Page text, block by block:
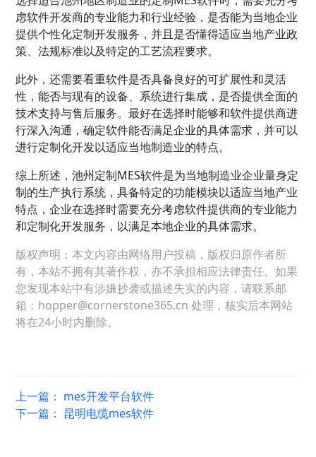
虑软件开发商的专业能力和行业经验，是否能为当地企业
提供个性化定制开发服务，并且是否懂得适应当地产业政
策、法规标准以及特定的工艺流程要求。
此外，还需要看重软件是否具备良好的可扩展性和灵活
性，能否与现有的设备、系统进行集成，是否提供全面的
技术支持与售后服务。最好在选择时能够和软件提供商进
行深入沟通，确定软件能否满足企业的具体需求，并可以
进行定制化开发以适应当地制造业的特点。
综上所述，池州定制MES软件是为当地制造业企业量身定
制的生产执行系统，具备特定的功能模块以适应当地产业
特点，企业在选择时需要充分考虑软件提供商的专业能力
和定制化开发服务，以满足本地企业的具体需求。
版权声明：本文内容由网络用户投稿，版权归原作者所
有，本站不拥有其著作权，亦不承担相应法律责任。如果
您发现本站中有涉嫌抄袭或描述失实的内容，请联系邮
箱：hopper@cornerstone365.cn 处理，核实后本网站
将在24小时内删除。
上一篇： mes开发平台软件
下一篇： 昆明电缆mes软件